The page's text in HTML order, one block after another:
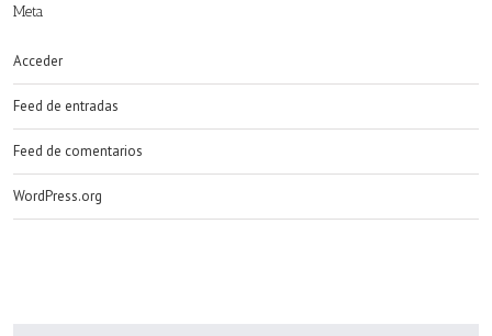
Meta
Acceder
Feed de entradas
Feed de comentarios
WordPress.org